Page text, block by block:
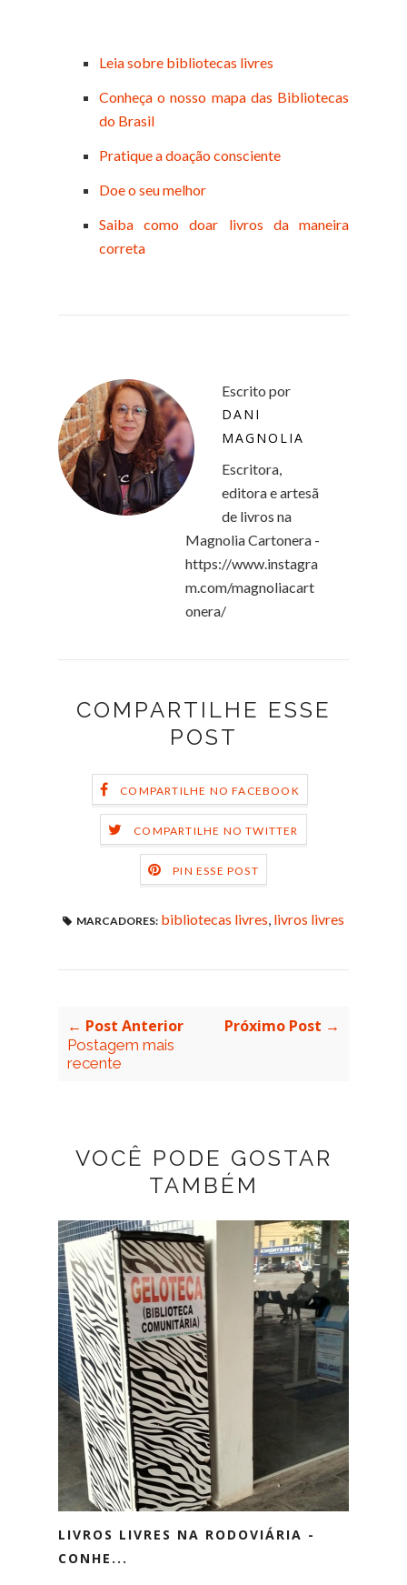
Leia sobre bibliotecas livres
Conheça o nosso mapa das Bibliotecas
do Brasil
Pratique a doação consciente
Doe o seu melhor
Saiba como doar livros da maneira
correta
Escrito por
DANI
MAGNOLIA
Escritora,
editora e artesã
de livros na
Magnolia Cartonera -
https://www.instagra
m.com/magnoliacart
onera/
COMPARTILHE ESSE
POST
COMPARTILHE NO FACEBOOK
COMPARTILHE NO TWITTER
PIN ESSE POST
MARCADORES: bibliotecas livres, livros livres
← Post Anterior
Postagem mais
recente
Próximo Post →
VOCÊ PODE GOSTAR
TAMBÉM
LIVROS LIVRES NA RODOVIÁRIA -
CONHE...